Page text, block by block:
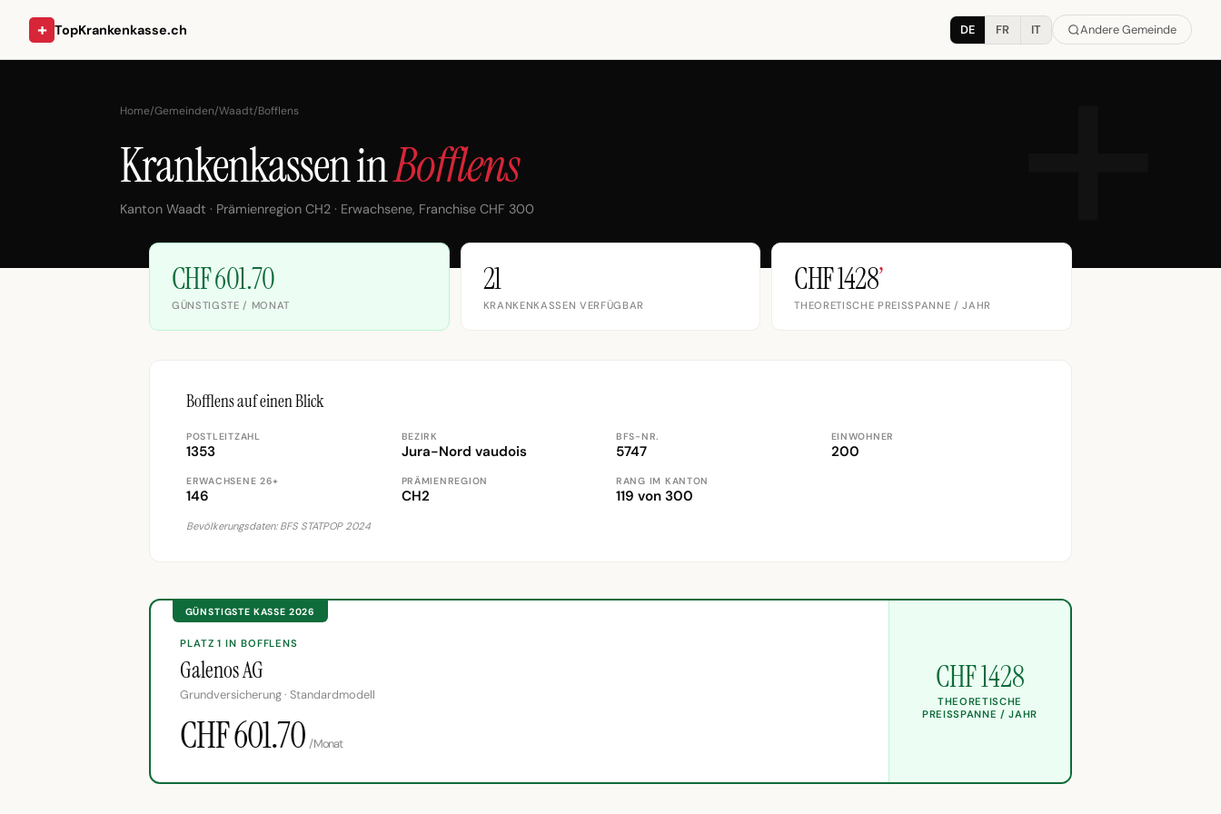
+ TopKrankenkasse.ch DE FR IT Andere Gemeinde
Home/Gemeinden/Waadt/Bofflens
Krankenkassen inBofflens
Kanton Waadt · Prämienregion CH2 · Erwachsene, Franchise CHF 300
CHF 601.70
GÜNSTIGSTE / MONAT
21
KRANKENKASSEN VERFÜGBAR
CHF 1428’
THEORETISCHE PREISSPANNE / JAHR
Bofflens auf einen Blick
POSTLEITZAHL
1353
BEZIRK
Jura-Nord vaudois
BFS-NR.
5747
EINWOHNER
200
ERWACHSENE 26+
146
PRÄMIENREGION
CH2
RANG IM KANTON
119 von 300
Bevölkerungsdaten: BFS STATPOP 2024
GÜNSTIGSTE KASSE 2026
PLATZ 1 IN BOFFLENS
Galenos AG
Grundversicherung · Standardmodell
CHF 601.70 /Monat
CHF 1428
THEORETISCHE
PREISSPANNE / JAHR